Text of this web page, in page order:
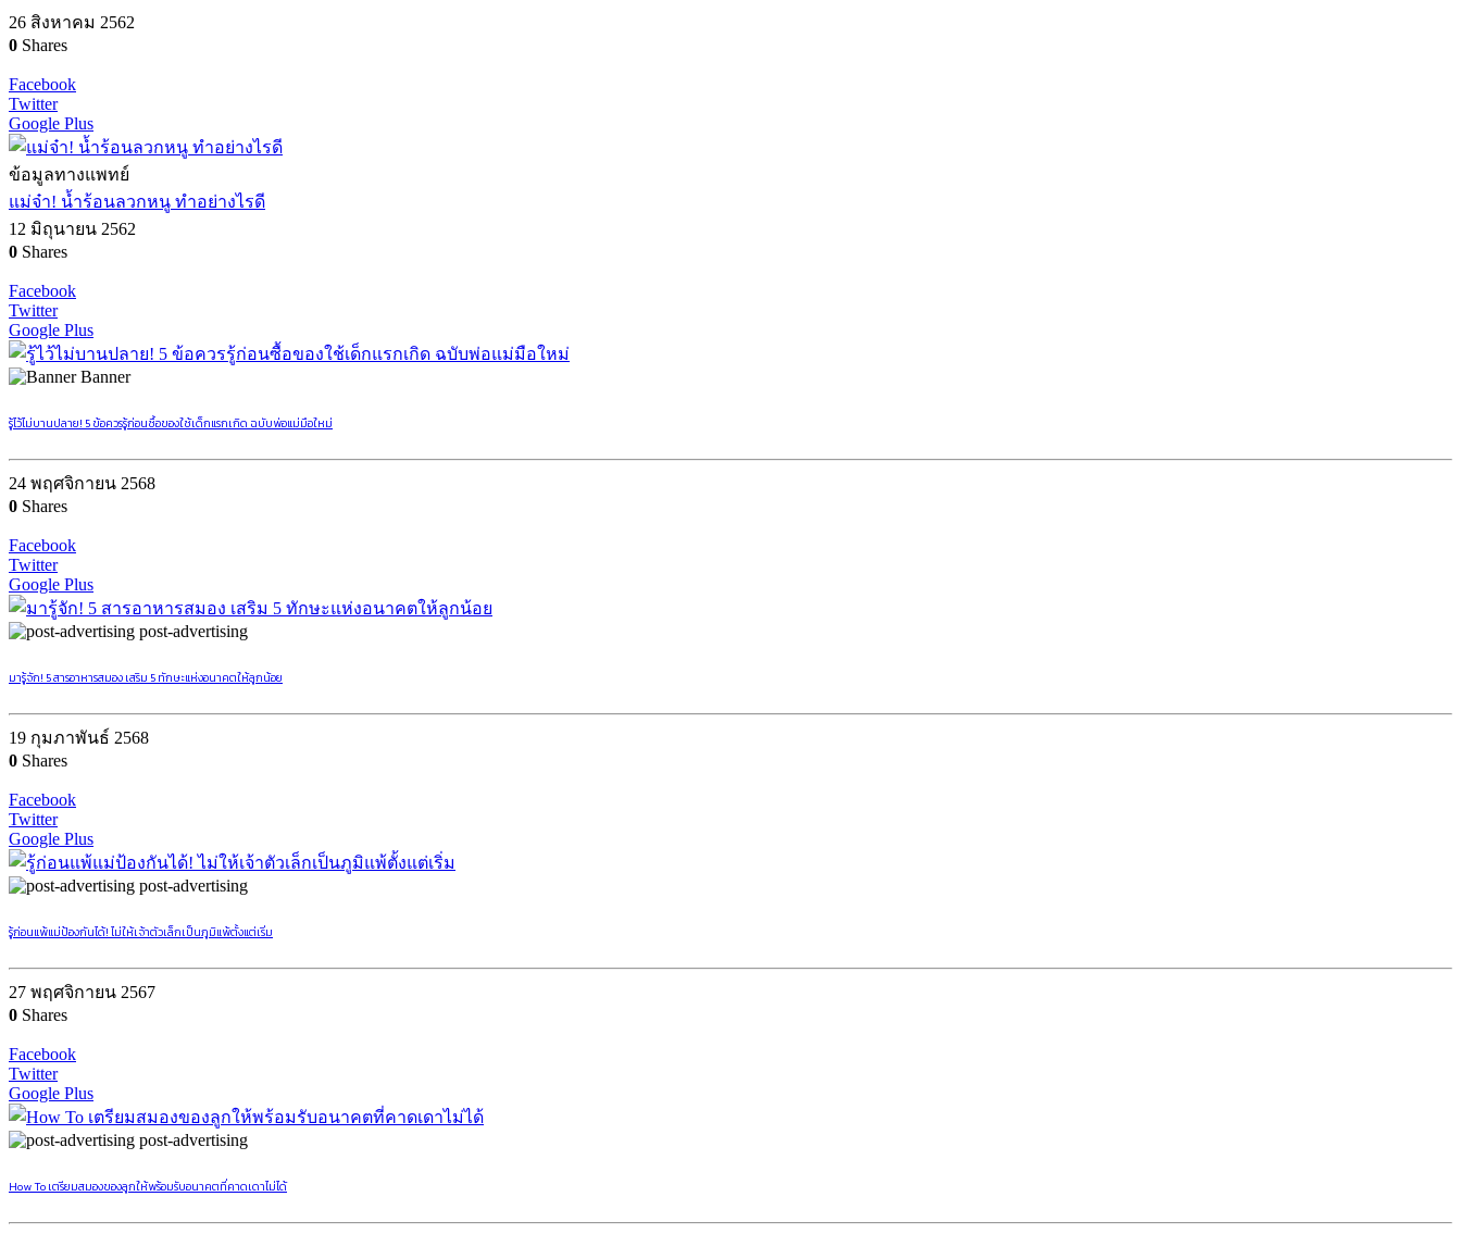
26 สิงหาคม 2562
0 Shares
Facebook
Twitter
Google Plus
ข้อมูลทางแพทย์
แม่จ๋า! น้ำร้อนลวกหนู ทำอย่างไรดี
12 มิถุนายน 2562
0 Shares
Facebook
Twitter
Google Plus
Banner
รู้ไว้ไม่บานปลาย! 5 ข้อควรรู้ก่อนซื้อของใช้เด็กแรกเกิด ฉบับพ่อแม่มือใหม่
24 พฤศจิกายน 2568
0 Shares
Facebook
Twitter
Google Plus
post-advertising
มารู้จัก! 5 สารอาหารสมอง เสริม 5 ทักษะแห่งอนาคตให้ลูกน้อย
19 กุมภาพันธ์ 2568
0 Shares
Facebook
Twitter
Google Plus
post-advertising
รู้ก่อนแพ้แม่ป้องกันได้! ไม่ให้เจ้าตัวเล็กเป็นภูมิแพ้ตั้งแต่เริ่ม
27 พฤศจิกายน 2567
0 Shares
Facebook
Twitter
Google Plus
post-advertising
How To เตรียมสมองของลูกให้พร้อมรับอนาคตที่คาดเดาไม่ได้